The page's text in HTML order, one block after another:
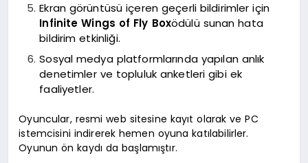
Ekran görüntüsü içeren geçerli bildirimler için
Infinite Wings of Fly Boxödülü sunan hata
bildirim etkinliği.
Sosyal medya platformlarında yapılan anlık
denetimler ve topluluk anketleri gibi ek
faaliyetler.
Oyuncular, resmi web sitesine kayıt olarak ve PC
istemcisini indirerek hemen oyuna katılabilirler.
Oyunun ön kaydı da başlamıştır.